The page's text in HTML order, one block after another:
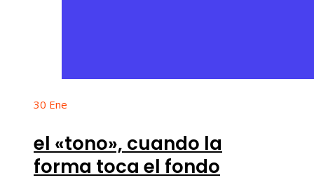
30 Ene
el «tono», cuando la
forma toca el fondo